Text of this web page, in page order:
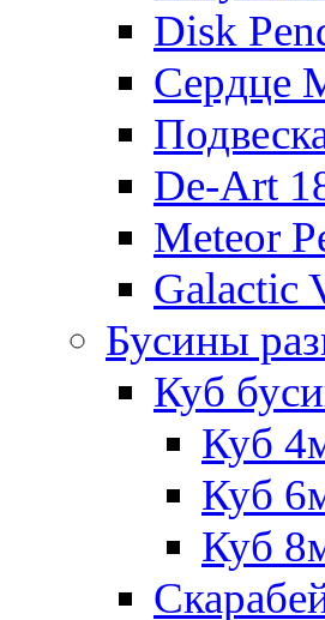
Disk
Сердце
De-Art
Meteor
Galactic
Бусины
Куб
Куб
Куб
Куб